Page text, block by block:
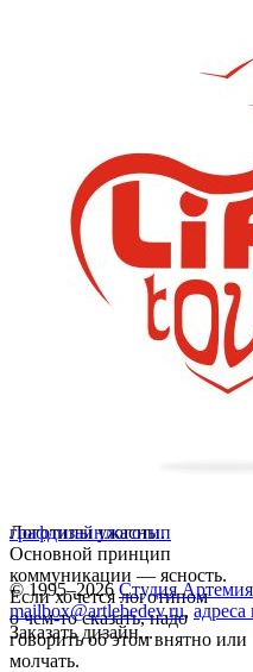
Логотипы ужасны.
Основной принцип
коммуникации — ясность.
Если хочется логотипом
о чем-то сказать, надо
говорить об этом внятно или
молчать.
графдизайнлоготип
© 1995–2026 Студия
mailbox@artlebedev.ru,
Заказать дизайн...